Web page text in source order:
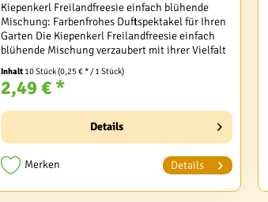
Kiepenkerl Freilandfreesie einfach blühende
Mischung: Farbenfrohes Duftspektakel für Ihren
Garten Die Kiepenkerl Freilandfreesie einfach
blühende Mischung verzaubert mit ihrer Vielfalt
an Farben und ihrem betörenden Duft. Diese...
Inhalt 10 Stück(0,25 € * / 1 Stück)
2,49 € *
Details
Merken Details